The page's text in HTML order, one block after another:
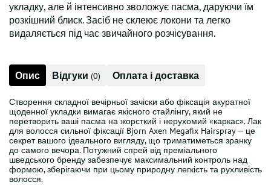
укладку, але й інтенсивно зволожує пасма, даруючи їм
розкішний блиск. Засіб не склеює локони та легко
видаляється під час звичайного розчісування.
Опис Відгуки (0) Оплата і доставка
Створення складної вечірньої зачіски або фіксація акуратної
щоденної укладки вимагає якісного стайлінгу, який не
перетворить ваші пасма на жорсткий і нерухомий «каркас». Лак
для волосся сильної фіксації Bjorn Axen Megafix Hairspray — це
секрет вашого ідеального вигляду, що триматиметься зранку
до самого вечора. Потужний спрей від преміального
шведського бренду забезпечує максимальний контроль над
формою, зберігаючи при цьому природну легкість та рухливість
волосся.